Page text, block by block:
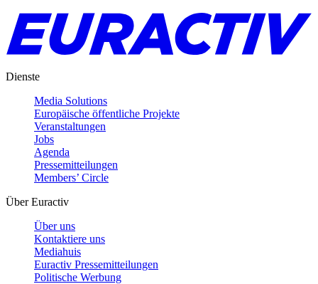
Dienste
Media Solutions
Europäische öffentliche Projekte
Veranstaltungen
Jobs
Agenda
Pressemitteilungen
Members’ Circle
Über Euractiv
Über uns
Kontaktiere uns
Mediahuis
Euractiv Pressemitteilungen
Politische Werbung